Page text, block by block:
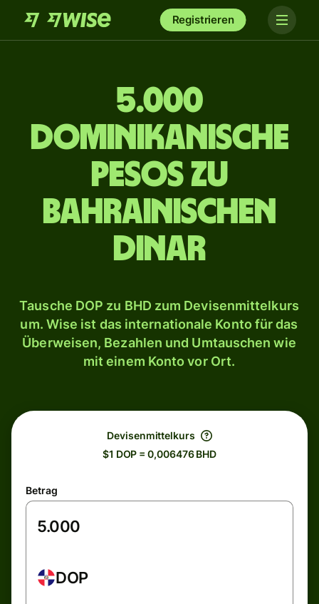
Registrieren
5.000
dominikanische
Pesos zu
bahrainischen
Dinar
Tausche DOP zu BHD zum Devisenmittelkurs
um. Wise ist das internationale Konto für das
Überweisen, Bezahlen und Umtauschen wie
mit einem Konto vor Ort.
Devisenmittelkurs
$1 DOP = 0,006476 BHD
Betrag
DOP